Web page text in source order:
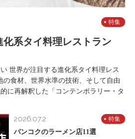
特集
系タイ料理レストラン
世界が注目する進化系タイ料理レス
食材、世界水準の技術、そして自由
に再解釈した「コンテンポラリー・タ
2026.07.2 特集
バンコクのラーメン店11選